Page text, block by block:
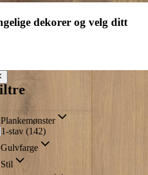
dekorer og velg ditt
filters
Plankemønster
1-stav(142)
Gulvfarge
Stil